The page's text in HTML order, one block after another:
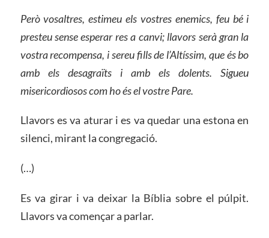
Però vosaltres, estimeu els vostres enemics, feu bé i
presteu sense esperar res a canvi; llavors serà gran la
vostra recompensa, i sereu fills de l’Altíssim, que és bo
amb els desagraïts i amb els dolents. Sigueu
misericordiosos com ho és el vostre Pare.
Llavors es va aturar i es va quedar una estona en
silenci, mirant la congregació.
(…)
Es va girar i va deixar la Bíblia sobre el púlpit.
Llavors va començar a parlar.